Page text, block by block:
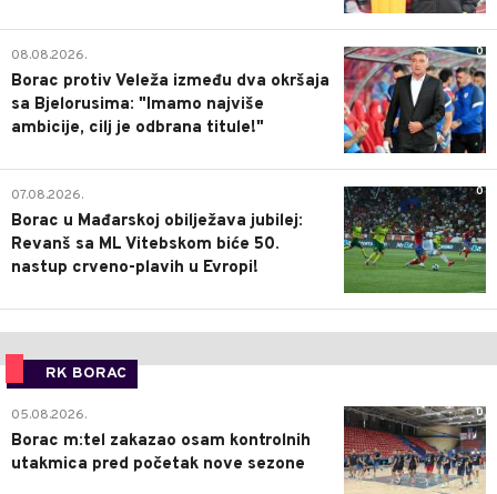
0
08.08.2026.
Borac protiv Veleža između dva okršaja
sa Bjelorusima: "Imamo najviše
ambicije, cilj je odbrana titule!"
0
07.08.2026.
Borac u Mađarskoj obilježava jubilej:
Revanš sa ML Vitebskom biće 50.
nastup crveno-plavih u Evropi!
RK BORAC
0
05.08.2026.
Borac m:tel zakazao osam kontrolnih
utakmica pred početak nove sezone